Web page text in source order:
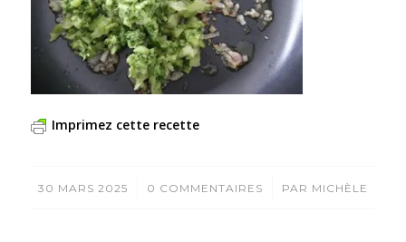
Imprimez cette recette
30 MARS 2025
/ 0 COMMENTAIRES
/ PAR MICHÈLE